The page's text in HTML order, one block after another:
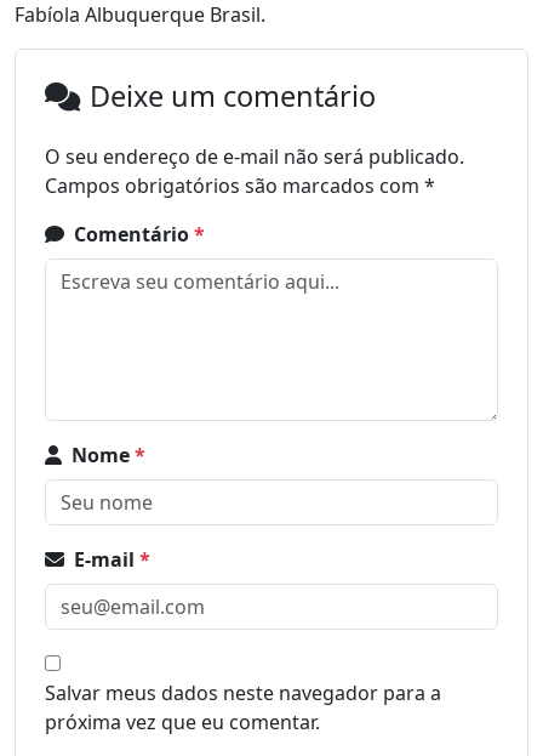
Fabíola Albuquerque Brasil.
Deixe um comentário
O seu endereço de e-mail não será publicado.
Campos obrigatórios são marcados com *
Comentário*
Nome*
E-mail *
Salvar meus dados neste navegador para a
próxima vez que eu comentar.